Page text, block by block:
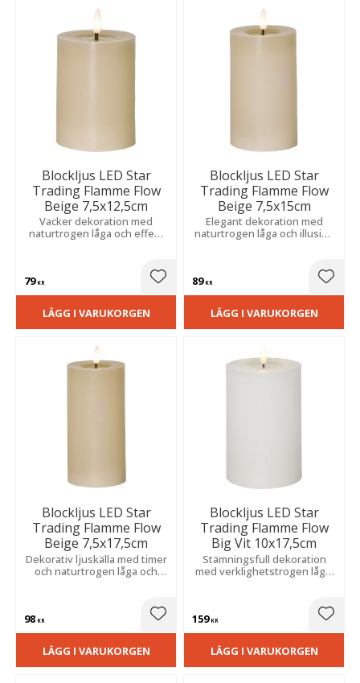
Blockljus LED Star
Trading Flamme Flow
Beige 7,5x12,5cm
Vacker dekoration med
naturtrogen låga och effekt
79KR Lägg till i favoriter
LÄGG I VARUKORGEN
Blockljus LED Star
Trading Flamme Flow
Beige 7,5x15cm
Elegant dekoration med
naturtrogen låga och illusion
flera och ger ett behagligt
89KR
LÄGG I VARUKORGEN
Blockljus LED Star
Trading Flamme Flow
Beige 7,5x17,5cm
Dekorativ ljuskälla med timer
och naturtrogen låga och
98 KR Lägg till i favoriter
LÄGG I VARUKORGEN
Blockljus LED Star
Trading Flamme Flow
Big Vit 10x17,5cm
Stämningsfull dekoration
med verklighetstrogen låga,
159KR
LÄGG I VARUKORGEN